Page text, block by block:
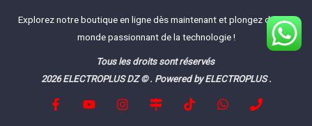
Explorez notre boutique en ligne dès maintenant et plongez dans le
monde passionnant de la technologie !
Tous les droits sont réservés
2026 ELECTROPLUS DZ © . Powered by ELECTROPLUS .